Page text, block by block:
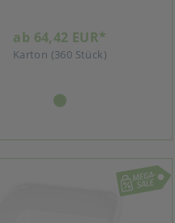
ab 64,42 EUR*
Karton (360 Stück)